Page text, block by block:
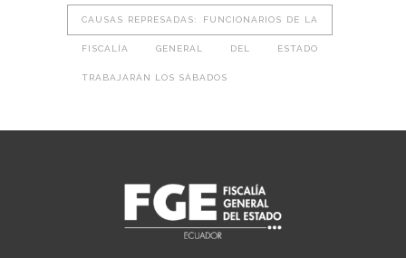
CAUSAS REPRESADAS: FUNCIONARIOS DE LA
FISCALÍA GENERAL DEL ESTADO
TRABAJARÁN LOS SÁBADOS